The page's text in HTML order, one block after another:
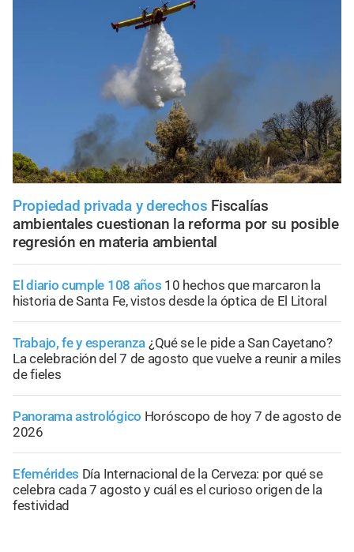
Propiedad privada y derechos Fiscalías
ambientales cuestionan la reforma por su posible
regresión en materia ambiental
El diario cumple 108 años 10 hechos que marcaron la
historia de Santa Fe, vistos desde la óptica de El Litoral
Trabajo, fe y esperanza ¿Qué se le pide a San Cayetano?
La celebración del 7 de agosto que vuelve a reunir a miles
de fieles
Panorama astrológico Horóscopo de hoy 7 de agosto de
2026
Efemérides Día Internacional de la Cerveza: por qué se
celebra cada 7 agosto y cuál es el curioso origen de la
festividad